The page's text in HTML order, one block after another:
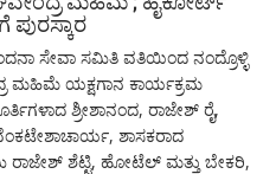
ಸೇವಾ ಸಮಿತಿ ವತಿಯಿಂದ ನಂದ್ರೊಳ್ಳಿ
ಮಹಿಮೆ ಯಕ್ಷಗಾನ ಕಾರ್ಯಕ್ರಮ
ಶ್ರೀಶಾನಂದ, ರಾಜೇಶ್ ರೈ,
ಶಾಸಕರಾದ
ಶೆಟ್ಟಿ, ಹೋಟೆಲ್ ಮತ್ತು ಬೇಕರಿ,